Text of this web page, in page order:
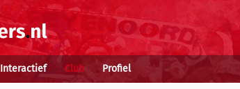
Interactief Club Profiel